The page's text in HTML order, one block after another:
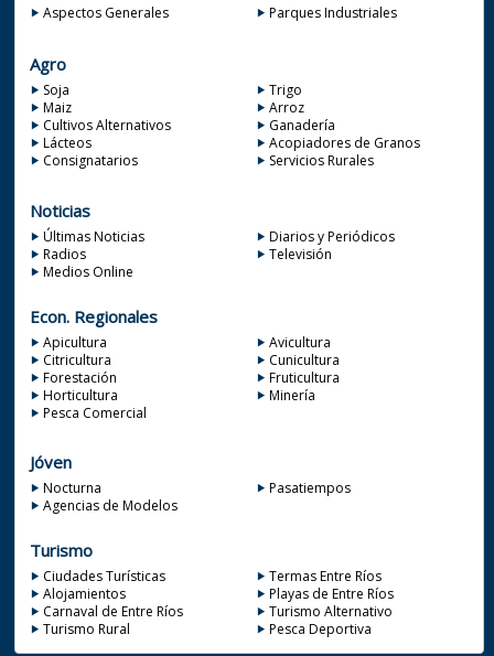
Aspectos Generales Parques Industriales
Agro
Soja
Trigo
Maiz
Arroz
Cultivos Alternativos
Ganadería
Lácteos
Acopiadores de Granos
Consignatarios
Servicios Rurales
Noticias
Últimas Noticias
Diarios y Periódicos
Radios
Televisión
Medios Online
Econ. Regionales
Apicultura
Avicultura
Citricultura
Cunicultura
Forestación
Fruticultura
Horticultura
Minería
Pesca Comercial
Jóven
Nocturna
Pasatiempos
Agencias de Modelos
Turismo
Ciudades Turísticas
Termas Entre Ríos
Alojamientos
Playas de Entre Ríos
Carnaval de Entre Ríos
Turismo Alternativo
Turismo Rural
Pesca Deportiva